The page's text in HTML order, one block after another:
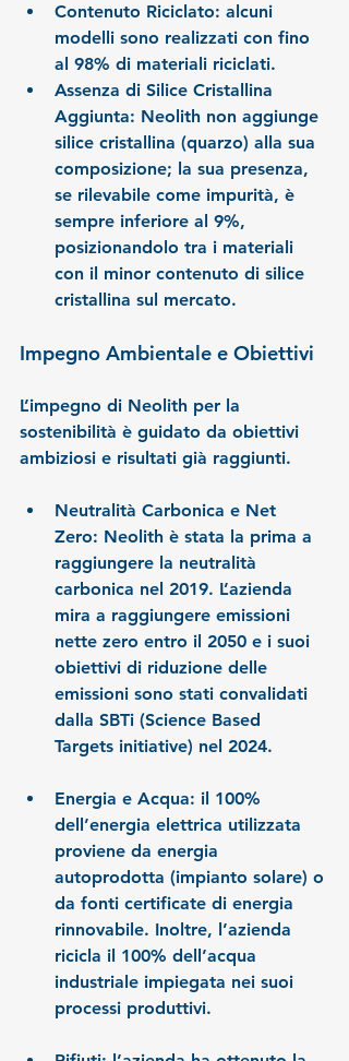
Contenuto Riciclato: alcuni
modelli sono realizzati con fino
al 98% di materiali riciclati.
Assenza di Silice Cristallina
Aggiunta: Neolith non aggiunge
silice cristallina (quarzo) alla sua
composizione; la sua presenza,
se rilevabile come impurità, è
sempre inferiore al 9%,
posizionandolo tra i materiali
con il minor contenuto di silice
cristallina sul mercato.
Impegno Ambientale e Obiettivi
L’impegno di Neolith per la
sostenibilità è guidato da obiettivi
ambiziosi e risultati già raggiunti.
Neutralità Carbonica e Net
Zero: Neolith è stata la prima a
raggiungere la neutralità
carbonica nel 2019. L’azienda
mira a raggiungere emissioni
nette zero entro il 2050 e i suoi
obiettivi di riduzione delle
emissioni sono stati convalidati
dalla SBTi (Science Based
Targets initiative) nel 2024.
Energia e Acqua: il 100%
dell’energia elettrica utilizzata
proviene da energia
autoprodotta (impianto solare) o
da fonti certificate di energia
rinnovabile. Inoltre, l’azienda
ricicla il 100% dell’acqua
industriale impiegata nei suoi
processi produttivi.